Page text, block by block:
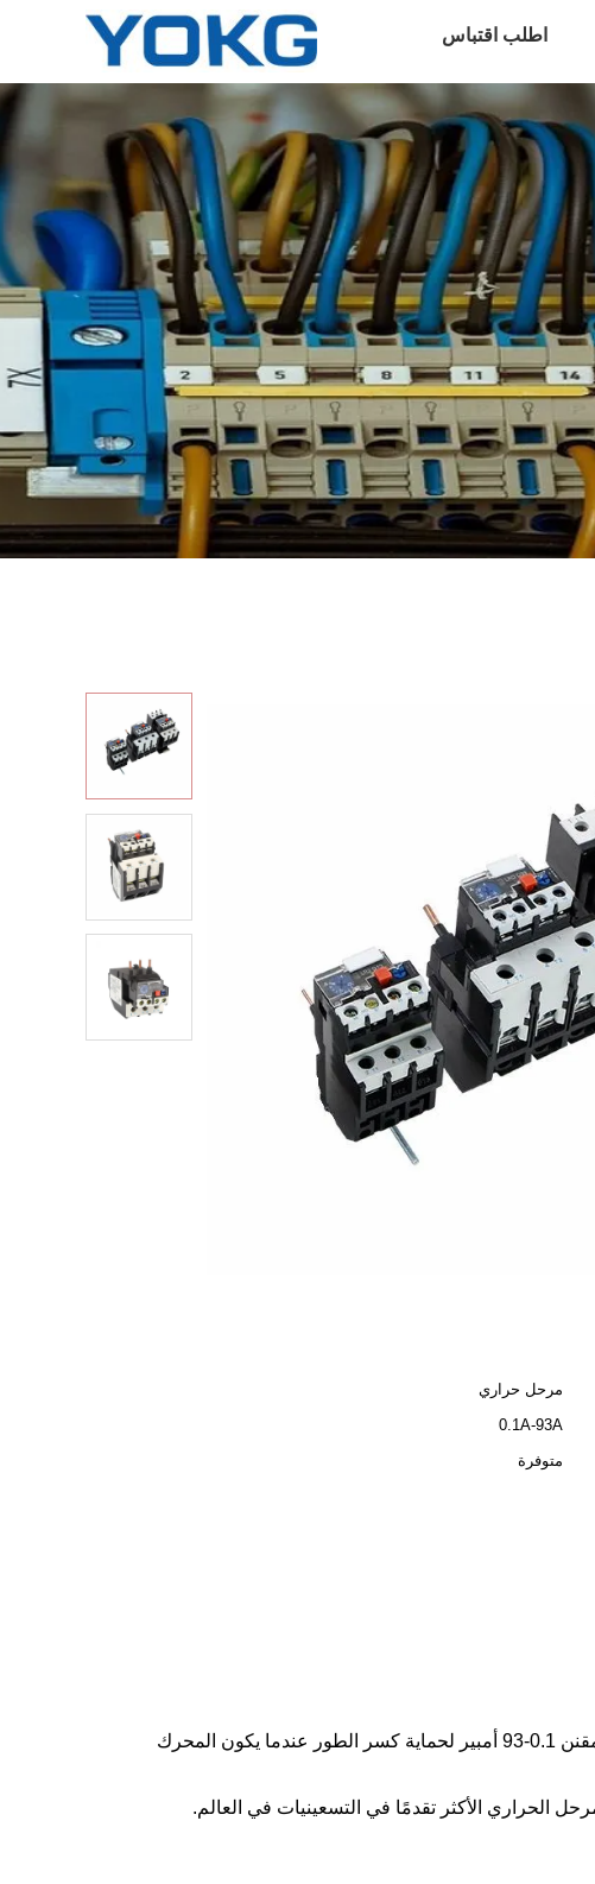
اطلب اقتباس
مرحل حراري
0.1A-93A
متوفرة
يمكن استخدام التتابع الحراري من سلسلة LR2-D في دائرة 50 هرتز أو 60 هرتز ، جهد العزل المقنن 660 فولت ، التيار المقنن 0.1-93 أمبير لحماية كسر الطور عندما يكون المحرك